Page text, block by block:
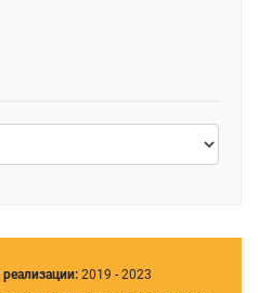
2019 - 2023